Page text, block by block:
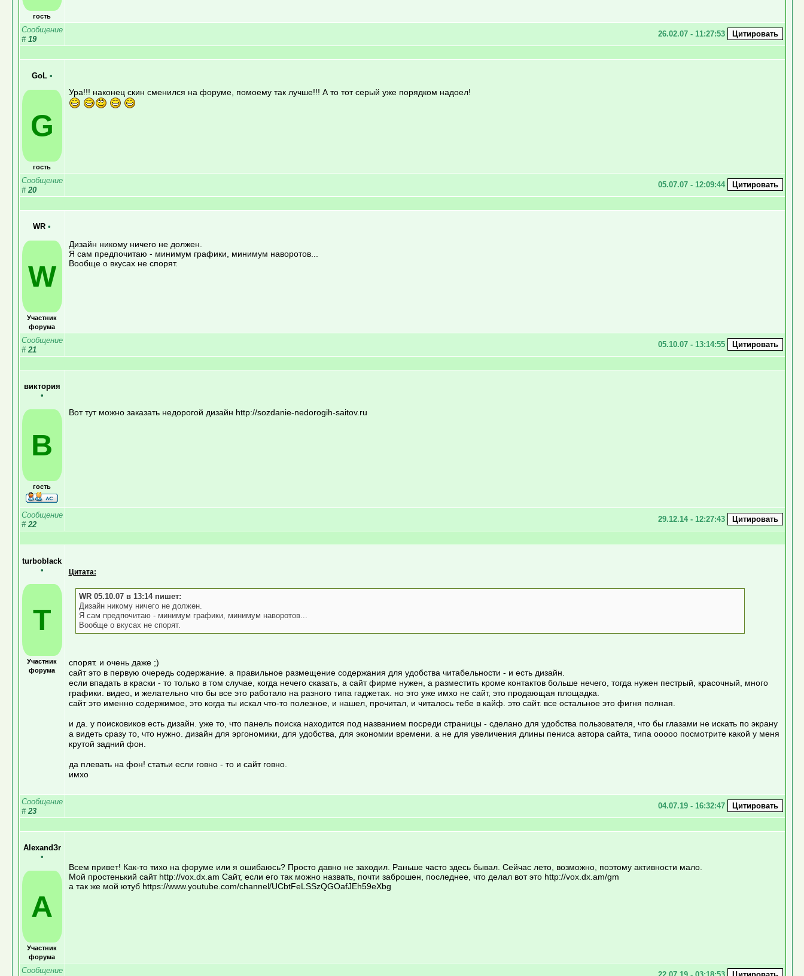
гость
Сообщение
# 19
26.02.07 - 11:27:53
GoL •
G
гость
Ура!!! наконец скин сменился на форуме, помоему так лучше!!! А то тот серый уже порядком надоел!
Сообщение
# 20
05.07.07 - 12:09:44
WR •
W
Участник
форума
Дизайн никому ничего не должен.
Я сам предпочитаю - минимум графики, минимум наворотов...
Вообще о вкусах не спорят.
Сообщение
# 21
05.10.07 - 13:14:55
виктория
•
В
гость
Вот тут можно заказать недорогой дизайн http://sozdanie-nedorogih-saitov.ru
Сообщение
# 22
29.12.14 - 12:27:43
turboblack
•
T
Участник
форума
Цитата:
WR 05.10.07 в 13:14 пишет:
Дизайн никому ничего не должен.
Я сам предпочитаю - минимум графики, минимум наворотов...
Вообще о вкусах не спорят.
спорят. и очень даже ;)
сайт это в первую очередь содержание. а правильное размещение содержания для удобства читабельности - и есть дизайн.
если впадать в краски - то только в том случае, когда нечего сказать, а сайт фирме нужен, а разместить кроме контактов больше нечего, тогда нужен пестрый, красочный, много
графики. видео, и желательно что бы все это работало на разного типа гаджетах. но это уже имхо не сайт, это продающая площадка.
сайт это именно содержимое, это когда ты искал что-то полезное, и нашел, прочитал, и читалось тебе в кайф. это сайт. все остальное это фигня полная.
и да. у поисковиков есть дизайн. уже то, что панель поиска находится под названием посреди страницы - сделано для удобства пользователя, что бы глазами не искать по экрану
а видеть сразу то, что нужно. дизайн для эргономики, для удобства, для экономии времени. а не для увеличения длины пениса автора сайта, типа ооооо посмотрите какой у меня
крутой задний фон.
да плевать на фон! статьи если говно - то и сайт говно.
имхо
Сообщение
# 23
04.07.19 - 16:32:47
AlexandЗr
•
A
Участник
форума
Всем привет! Как-то тихо на форуме или я ошибаюсь? Просто давно не заходил. Раньше часто здесь бывал. Сейчас лето, возможно, поэтому активности мало.
Мой простенький сайт http://vox.dx.am Cайт, если его так можно назвать, почти заброшен, последнее, что делал вот это http://vox.dx.am/gm
а так же мой ютуб https://www.youtube.com/channel/UCbtFeLSSzQGOafJEh59eXbg
Сообщение